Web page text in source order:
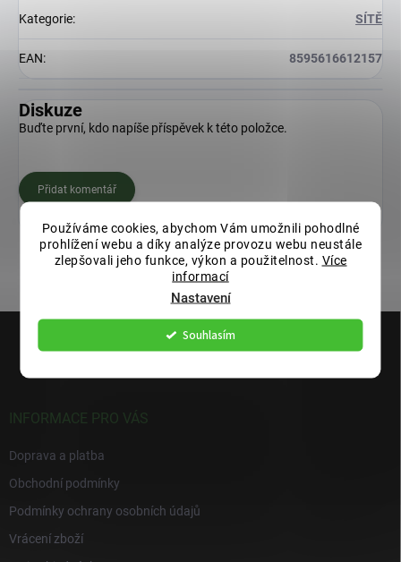
Používáme cookies, abychom Vám umožnili pohodlné
prohlížení webu a díky analýze provozu webu neustále
zlepšovali jeho funkce, výkon a použitelnost. Více
informací
Nastavení
Souhlasím
Kategorie: SÍTĚ
EAN: 8595616612157
Diskuze
Buďte první, kdo napíše příspěvek k této položce.
Přidat komentář
INFORMACE PRO VÁS
Doprava a platba
Obchodní podmínky
Podmínky ochrany osobních údajů
Vrácení zboží